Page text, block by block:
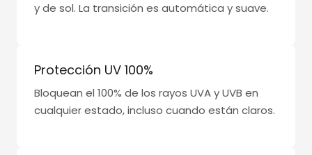
y de sol. La transición es automática y suave.
Protección UV 100%
Bloquean el 100% de los rayos UVA y UVB en
cualquier estado, incluso cuando están claros.